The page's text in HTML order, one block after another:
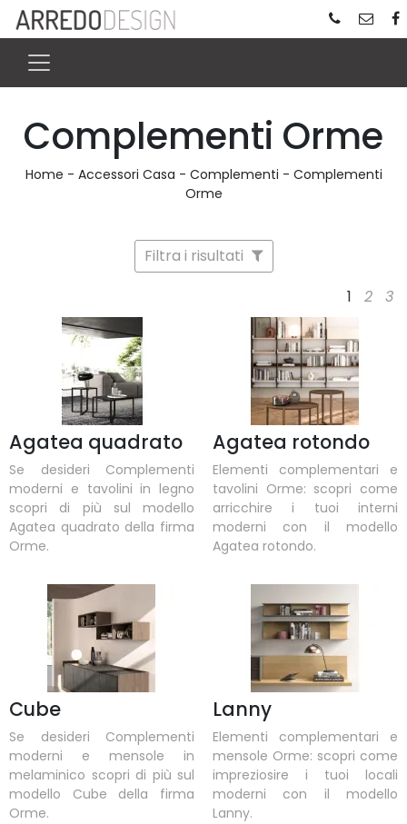
Complementi Orme
Home - Accessori Casa - Complementi - Complementi
Orme
Filtra i risultati
1
2 3
Agatea quadrato
Se desideri Complementi
moderni e tavolini in legno
scopri di più sul modello
Agatea quadrato della firma
Orme.
Agatea rotondo
Elementi complementari e
tavolini Orme: scopri come
arricchire i tuoi interni
moderni con il modello
Agatea rotondo.
Cube
Se desideri Complementi
moderni e mensole in
melaminico scopri di più sul
modello Cube della firma
Orme.
Lanny
Elementi complementari e
mensole Orme: scopri come
impreziosire i tuoi locali
moderni con il modello
Lanny.